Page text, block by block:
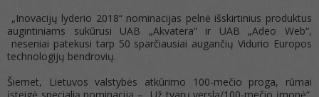
„Inovacijų lyderio 2018“ nominacijas pelnė išskirtinius produktus
augintiniams sukūrusi UAB „Akvatera“ ir UAB „Adeo Web“,
neseniai patekusi tarp 50 sparčiausiai augančių Vidurio Europos
technologijų bendrovių.
Šiemet, Lietuvos valstybės atkūrimo 100-mečio proga, rūmai